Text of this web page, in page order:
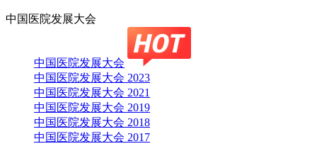
中国医院发展大会
中国医院发展大会
中国医院发展大会 2023
中国医院发展大会 2021
中国医院发展大会 2019
中国医院发展大会 2018
中国医院发展大会 2017